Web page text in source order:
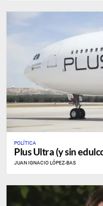
POLÍTICA
Plus Ultra (y sin
JUAN IGNACIO LÓPEZ-BAS